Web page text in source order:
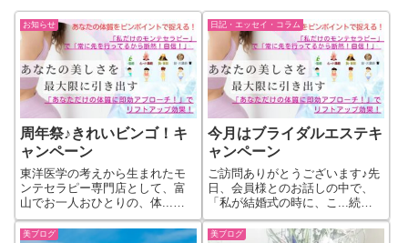
お知らせ
周年祭♪きれいビンゴ！キ
ャンペーン
東洋医学の考えから生まれたモ
ンテセラピー専門店として、富
山でお一人おひとりの、体...続
きをもっと見る
日記・エッセイ・コラム
今月はブライダルエステキ
ャンペーン
ご訪問ありがとうございます♪先
日、会員様とのお話しの中で、
「私が結婚式の時に、こ...続き
をもっと見る
美ブログ 美ブログ